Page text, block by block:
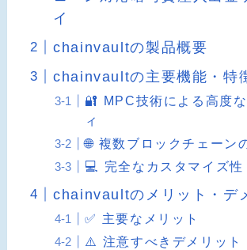
イ
chainvaultの製品概要
chainvaultの主要機能・特
🔐 MPC技術による高度
ィ
🌐 複数ブロックチェーン
💻 完全なカスタマイズ性
chainvaultのメリット・デ
✅ 主要なメリット
⚠️ 注意すべきデメリット